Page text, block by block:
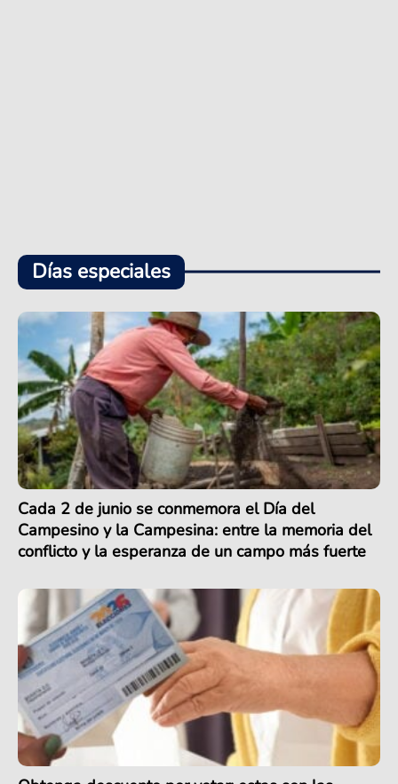
Días especiales
Cada 2 de junio se conmemora el Día del
Campesino y la Campesina: entre la memoria del
conflicto y la esperanza de un campo más fuerte